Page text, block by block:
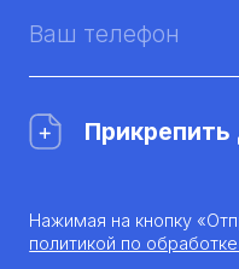
Нажимая на кнопку
политикой по